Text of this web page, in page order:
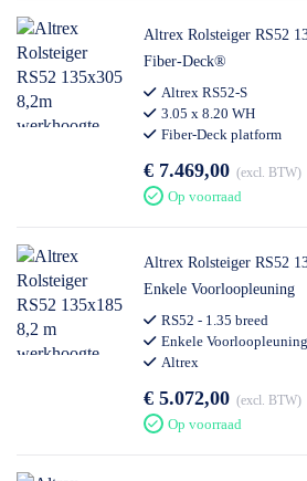
Altrex Rolsteiger RS52
Fiber-Deck®
Altrex RS52-S
3.05 x 8.20 WH
Fiber-Deck platform
€ 7.469,00 excl. BTW
Op voorraad
Altrex Rolsteiger RS52
Enkele Voorloopleuning
RS52 - 1.35 breed
Enkele Voorloopleuning
Altrex
€ 5.072,00 excl. BTW
Op voorraad